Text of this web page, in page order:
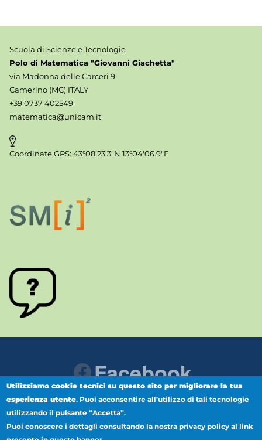
Scuola di Scienze e Tecnologie
Polo di Matematica "Giovanni Giachetta"
via Madonna delle Carceri 9
Camerino (MC) ITALY
+39 0737 402549
matematica@unicam.it
Coordinate GPS: 43°08'23.3"N 13°04'06.9"E
Facebook
Instagram
Youtube
Utilizziamo cookie tecnici su questo sito per migliorare la tua
esperienza utente. Puoi acconsentire all’utilizzo di tali tecnologie
utilizzando il pulsante “Accetta”.
Puoi conoscere i dettagli consultando la nostra privacy policy al link